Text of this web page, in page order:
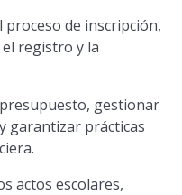
de inscripción,
registro y la
gestionar
garantizar prácticas
actos escolares,